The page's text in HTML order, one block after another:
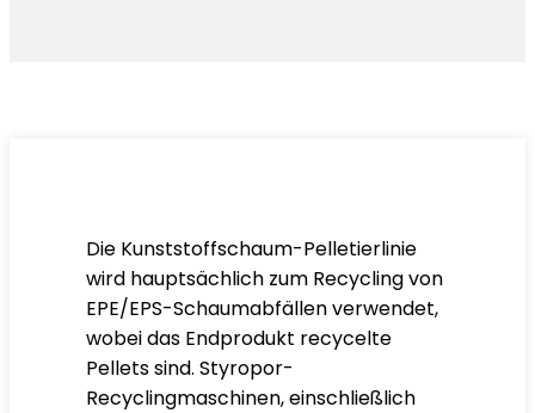
Die Kunststoffschaum-Pelletierlinie
wird hauptsächlich zum Recycling von
EPE/EPS-Schaumabfällen verwendet,
wobei das Endprodukt recycelte
Pellets sind. Styropor-
Recyclingmaschinen, einschließlich